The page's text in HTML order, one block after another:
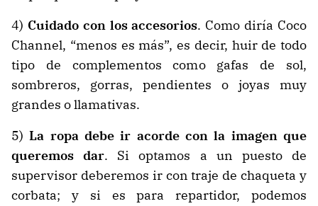
4) Cuidado con los accesorios. Como diría Coco
Channel, “menos es más”, es decir, huir de todo
tipo de complementos como gafas de sol,
sombreros, gorras, pendientes o joyas muy
grandes o llamativas.
5)La ropa debe ir acorde con la imagen que
queremos dar. Si optamos a un puesto de
supervisor deberemos ir con traje de chaqueta y
corbata; y si es para repartidor, podemos